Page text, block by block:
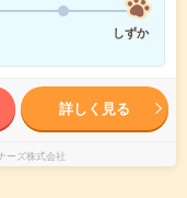
しずか
詳しく見る
ーズ株式会社